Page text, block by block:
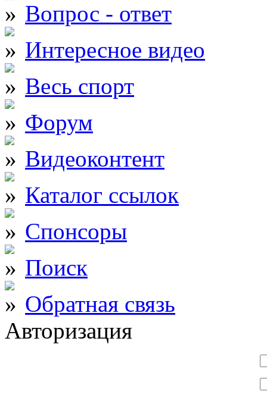
Вопрос - ответ
Интересное видео
Весь спорт
Форум
Видеоконтент
Каталог ссылок
Спонсоры
Поиск
Обратная связь
Авторизация